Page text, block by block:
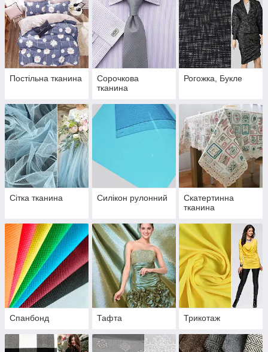
Постільна тканина
Сорочкова
тканина
Рогожка, Букле
Сітка тканина Силікон рулонний
Скатертинна
тканина
Спанбонд Тафта Трикотаж